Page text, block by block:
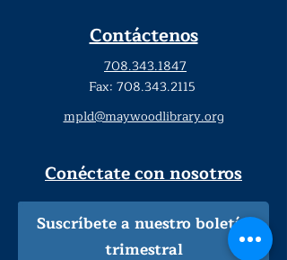
Contáctenos
708.343.1847
Fax: 708.343.2115
mpld@maywoodlibrary.org
Conéctate con nosotros
Suscríbete a nuestro boletín
trimestral